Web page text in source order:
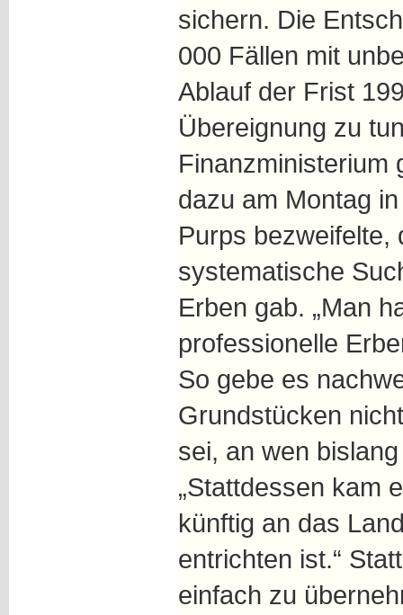
sichern. Die
000 Fällen mit
Ablauf der Frist
Übereignung zu
Finanzministerium
dazu am Montag
Purps bezweifelte,
systematische
Erben gab. „Man
professionelle
So gebe es
Grundstücken
sei, an wen
„Stattdessen kam
künftig an das
entrichten ist.“
einfach zu